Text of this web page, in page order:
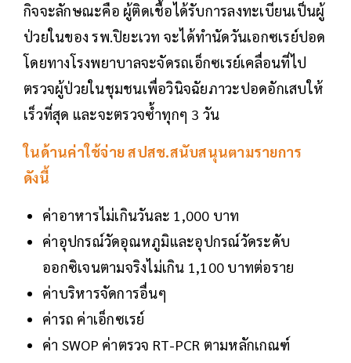
กิจจะลักษณะคือ ผู้ติดเชื้อได้รับการลงทะเบียนเป็นผู้
ป่วยในของ รพ.ปิยะเวท จะได้ทำนัดวันเอกซเรย์ปอด
โดยทางโรงพยาบาลจะจัดรถเอ็กซเรย์เคลื่อนที่ไป
ตรวจผู้ป่วยในชุมชนเพื่อวินิจฉัยภาวะปอดอักเสบให้
เร็วที่สุด และจะตรวจซ้ำทุกๆ 3 วัน
ในด้านค่าใช้จ่าย สปสช.สนับสนุนตามรายการ
ดังนี้
ค่าอาหารไม่เกินวันละ 1,000 บาท
ค่าอุปกรณ์วัดอุณหภูมิและอุปกรณ์วัดระดับ
ออกซิเจนตามจริงไม่เกิน 1,100 บาทต่อราย
ค่าบริหารจัดการอื่นๆ
ค่ารถ ค่าเอ็กซเรย์
ค่า SWOP ค่าตรวจ RT-PCR ตามหลักเกณฑ์